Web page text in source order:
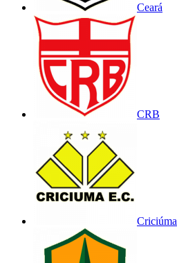
Ceará
CRB
Criciúma